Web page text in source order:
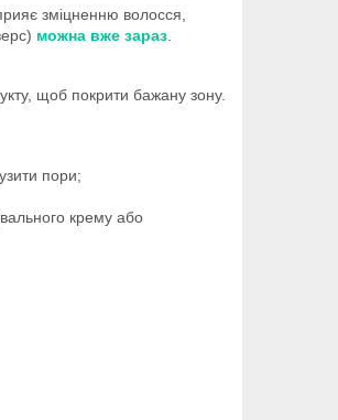
зміцненню волосся,
можна вже зараз
щоб покрити бажану зону.
пори;
крему або